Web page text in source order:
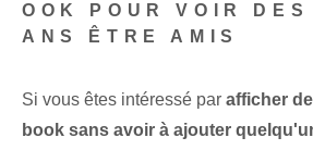
OOK POUR VOIR DES
ANS ÊTRE AMIS
Si vous êtes intéressé par afficher
book sans avoir à ajouter